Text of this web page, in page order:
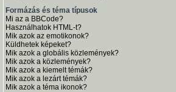
Formázás és téma típusok
Mi az a BBCode?
Használhatok HTML-t?
Mik azok az emotikonok?
Küldhetek képeket?
Mik azok a globális közlemények?
Mik azok a közlemények?
Mik azok a kiemelt témák?
Mik azok a lezárt témák?
Mik azok a téma ikonok?